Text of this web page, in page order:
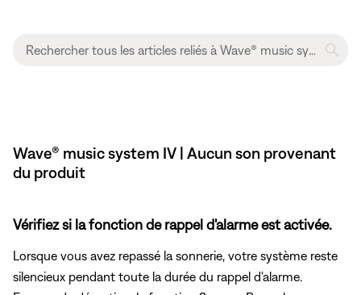
Wave® music system IV | Aucun son provenant
du produit
Vérifiez si la fonction de rappel d'alarme est activée.
Lorsque vous avez repassé la sonnerie, votre système reste
silencieux pendant toute la durée du rappel d'alarme.